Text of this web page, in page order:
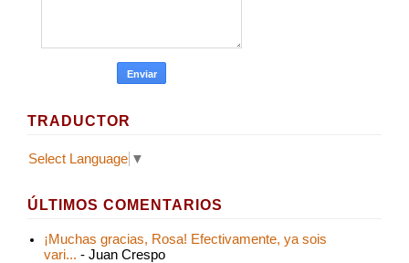
TRADUCTOR
Select Language ▼
ÚLTIMOS COMENTARIOS
¡Muchas gracias, Rosa! Efectivamente, ya sois
vari... - Juan Crespo